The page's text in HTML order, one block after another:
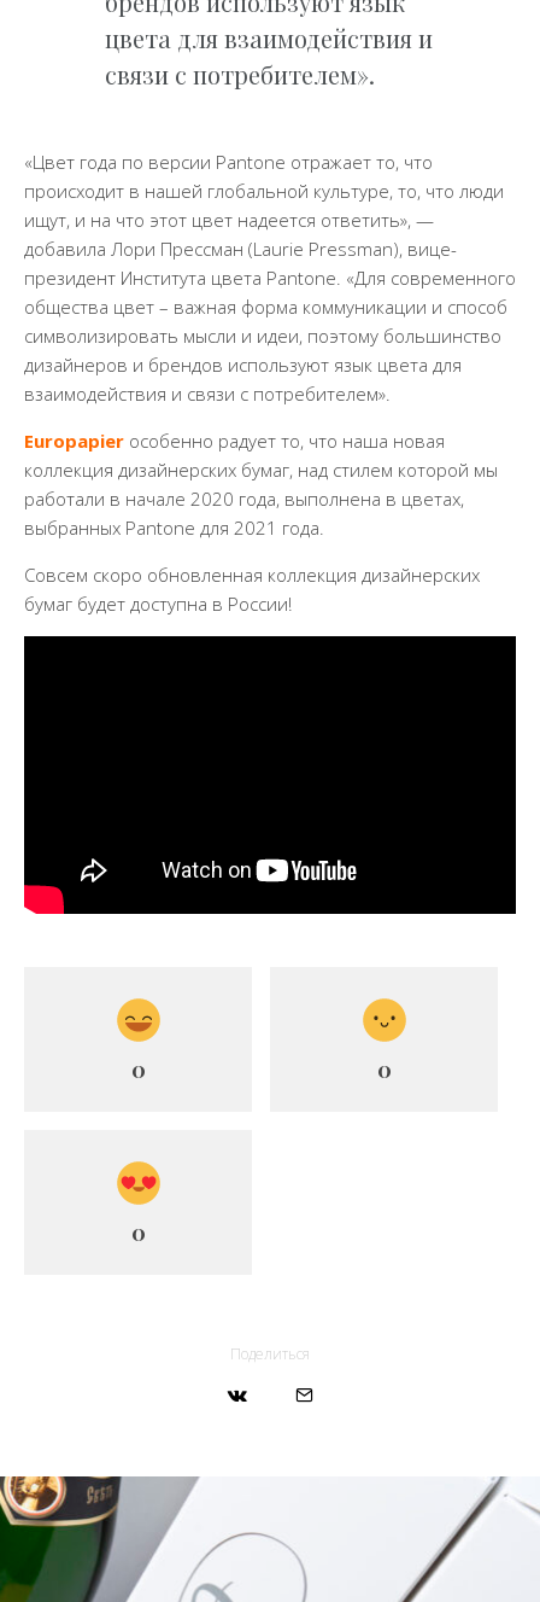
цвета для взаимодействия и
связи с потребителем».
«Цвет года по версии Pantone отражает то, что
происходит в нашей глобальной культуре, то, что люди
ищут, и на что этот цвет надеется ответить», —
добавила Лори Прессман (Laurie Pressman), вице-
президент Института цвета Pantone. «Для современного
общества цвет – важная форма коммуникации и способ
символизировать мысли и идеи, поэтому большинство
дизайнеров и брендов используют язык цвета для
взаимодействия и связи с потребителем».
Europapier особенно радует то, что наша новая
коллекция дизайнерских бумаг, над стилем которой мы
работали в начале 2020 года, выполнена в цветах,
выбранных Pantone для 2021 года.
Совсем скоро обновленная коллекция дизайнерских
бумаг будет доступна в России!
0 0
0
Поделиться